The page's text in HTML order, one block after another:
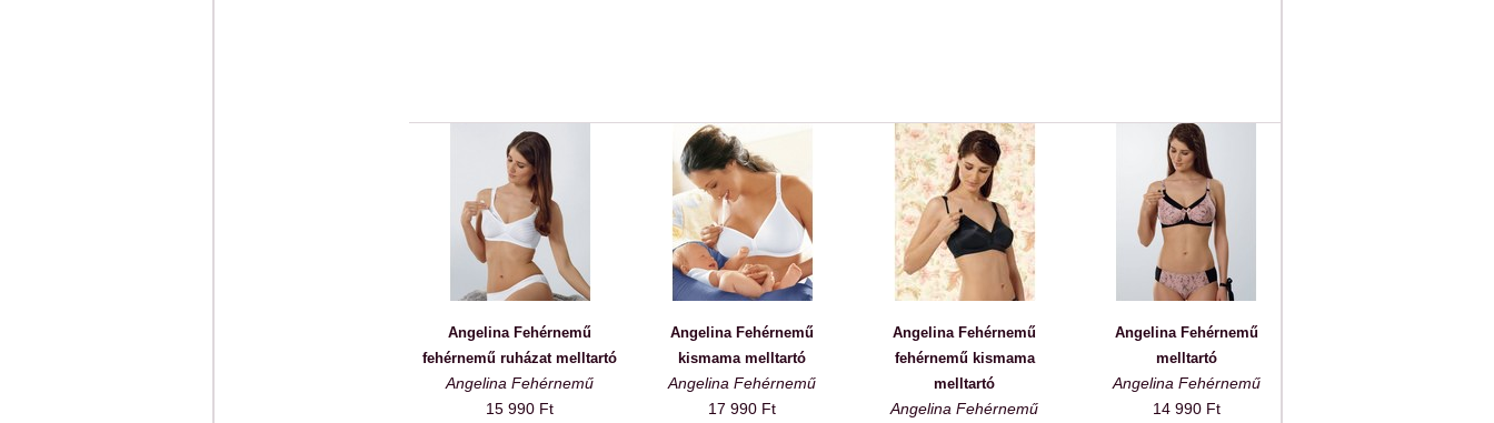
Angelina Fehérnemű
fehérnemű ruházat melltartó
Angelina Fehérnemű
15 990 Ft
Angelina Fehérnemű
kismama melltartó
Angelina Fehérnemű
17 990 Ft
Angelina Fehérnemű
fehérnemű kismama
melltartó
Angelina Fehérnemű
Angelina Fehérnemű
melltartó
Angelina Fehérnemű
14 990 Ft